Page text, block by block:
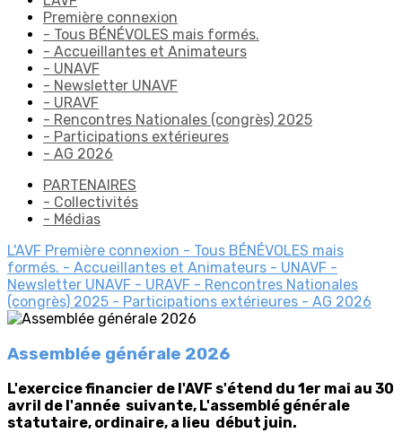
Première connexion
- Tous BÉNÉVOLES mais formés.
- Accueillantes et Animateurs
- UNAVF
- Newsletter UNAVF
- URAVF
- Rencontres Nationales (congrès) 2025
- Participations extérieures
- AG 2026
PARTENAIRES
- Collectivités
- Médias
L'AVF Première connexion - Tous BÉNÉVOLES mais
formés. - Accueillantes et Animateurs - UNAVF -
Newsletter UNAVF - URAVF - Rencontres Nationales
(congrès) 2025 - Participations extérieures - AG 2026
Assemblée générale 2026
L'exercice financier de l'AVF s'étend du 1er mai au 30
avril de l'année suivante, L'assemblé générale
statutaire, ordinaire, a lieu début juin.